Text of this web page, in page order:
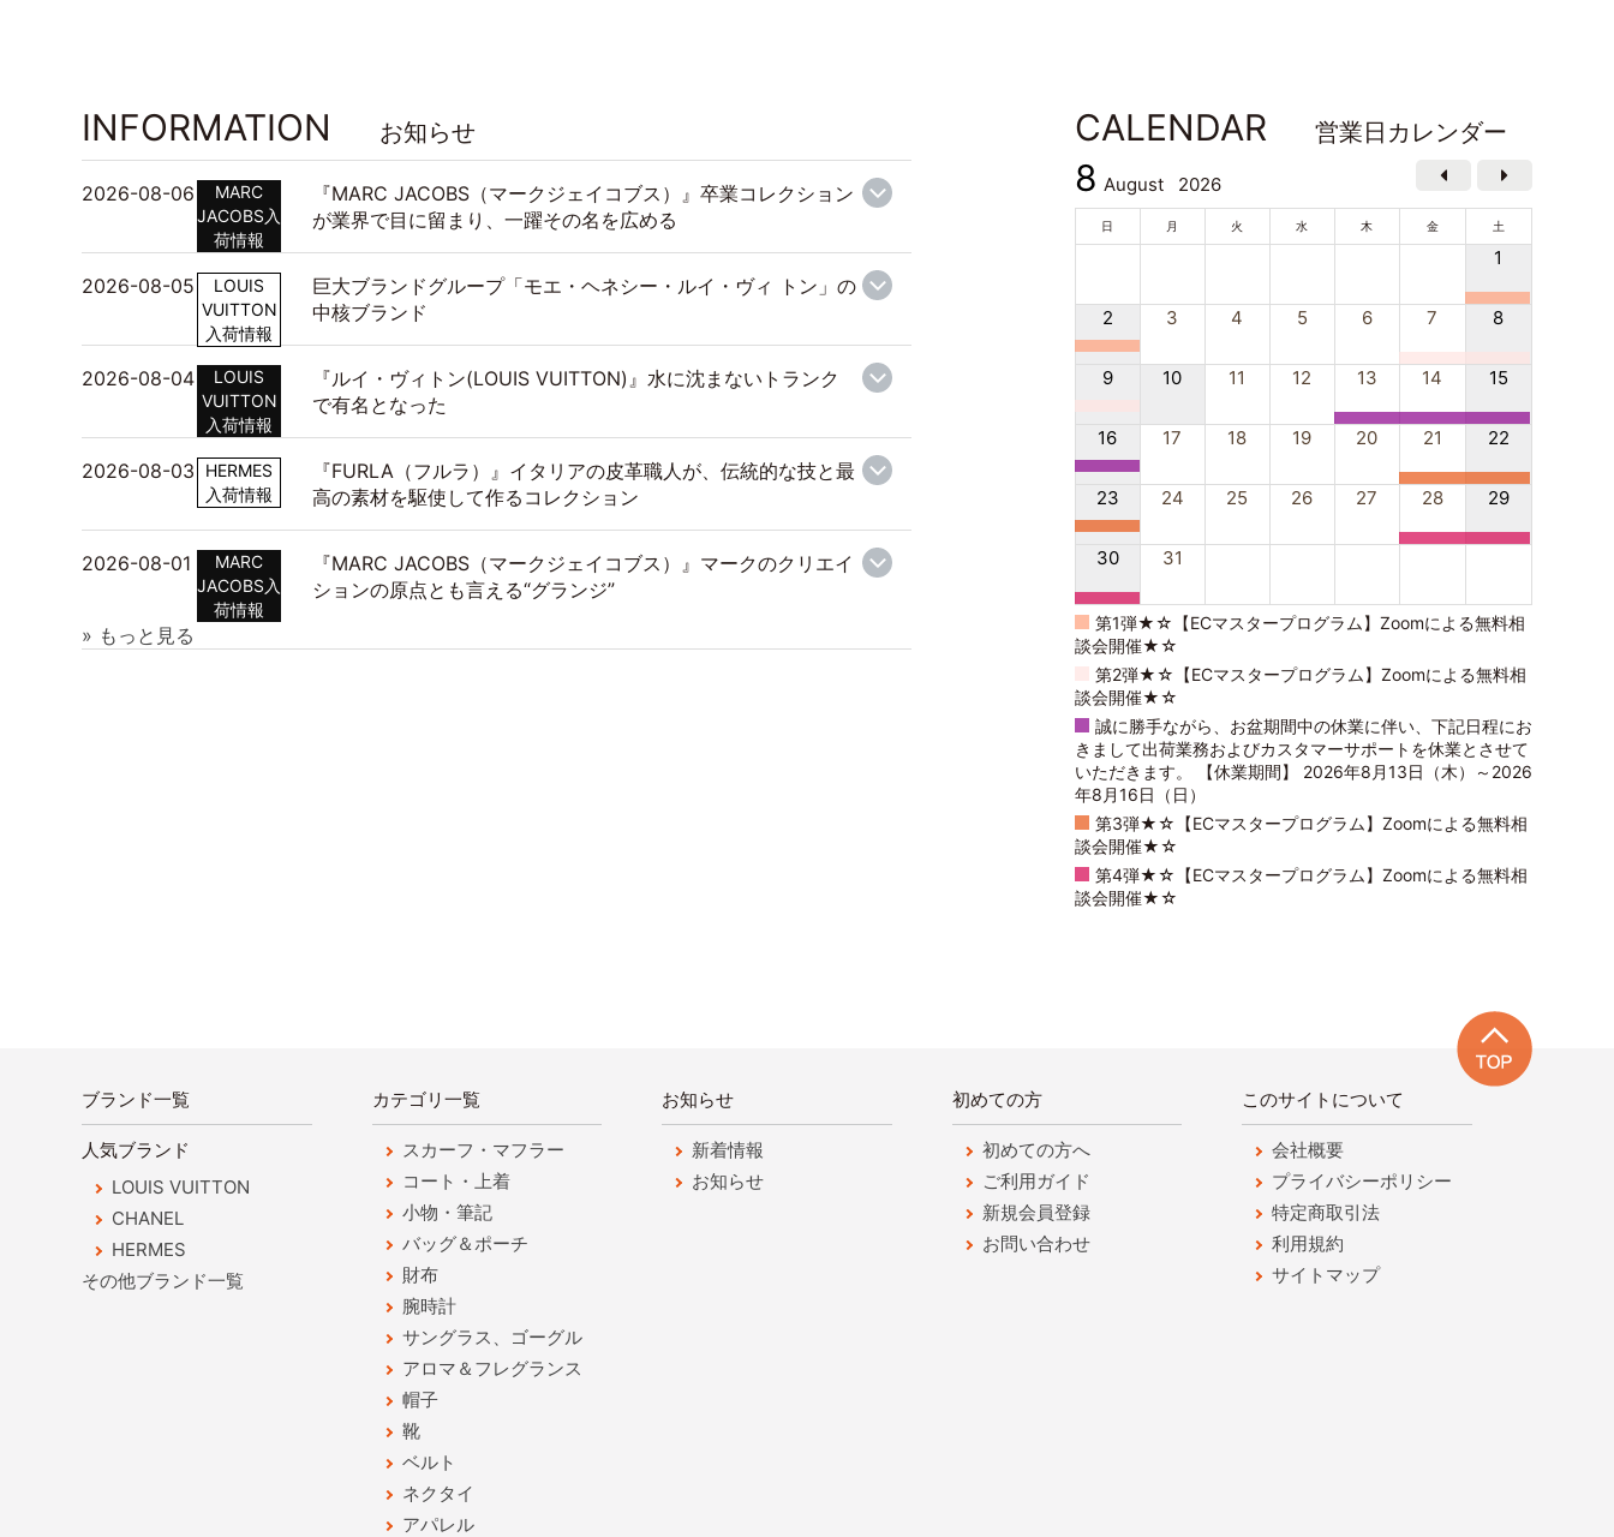
INFORMATION お知らせ
2026-08-06
MARC
JACOBS入
荷情報
『MARC JACOBS（マークジェイコブス）』卒業コレクション
が業界で目に留まり、一躍その名を広める
2026-08-05
LOUIS
VUITTON
入荷情報
巨大ブランドグループ「モエ・ヘネシー・ルイ・ヴィ トン」の
中核ブランド
2026-08-04
LOUIS
VUITTON
入荷情報
『ルイ・ヴィトン(LOUIS VUITTON)』水に沈まないトランク
で有名となった
2026-08-03
HERMES
入荷情報
『FURLA（フルラ）』イタリアの皮革職人が、伝統的な技と最
高の素材を駆使して作るコレクション
2026-08-01
MARC
JACOBS入
荷情報
『MARC JACOBS（マークジェイコブス）』マークのクリエイ
ションの原点とも言える“グランジ”
» もっと見る
CALENDAR 営業日カレンダー
8 August 2026
日 月 火 水 木 金 土
1
2 3 4 5 6 7 8
9 10 11 12 13 14 15
16 17 18 19 20 21 22
23 24 25 26 27 28 29
30 31
第1弾★☆【ECマスタープログラム】Zoomによる無料相
談会開催★☆
第2弾★☆【ECマスタープログラム】Zoomによる無料相
談会開催★☆
誠に勝手ながら、お盆期間中の休業に伴い、下記日程にお
きまして出荷業務およびカスタマーサポートを休業とさせて
いただきます。 【休業期間】 2026年8月13日（木）～2026
年8月16日（日）
第3弾★☆【ECマスタープログラム】Zoomによる無料相
談会開催★☆
第4弾★☆【ECマスタープログラム】Zoomによる無料相
談会開催★☆
ブランド一覧
人気ブランド
LOUIS VUITTON
CHANEL
HERMES
その他ブランド一覧
カテゴリ一覧
スカーフ・マフラー
コート・上着
小物・筆記
バッグ＆ポーチ
財布
腕時計
サングラス、ゴーグル
アロマ＆フレグランス
帽子
靴
ベルト
ネクタイ
アパレル
お知らせ
新着情報
お知らせ
初めての方
初めての方へ
ご利用ガイド
新規会員登録
お問い合わせ
このサイトについて
会社概要
プライバシーポリシー
特定商取引法
利用規約
サイトマップ